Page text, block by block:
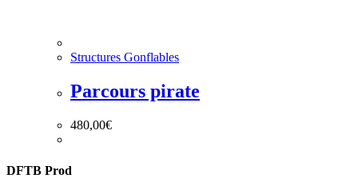
Structures Gonflables
Parcours pirate
480,00€
DFTB Prod